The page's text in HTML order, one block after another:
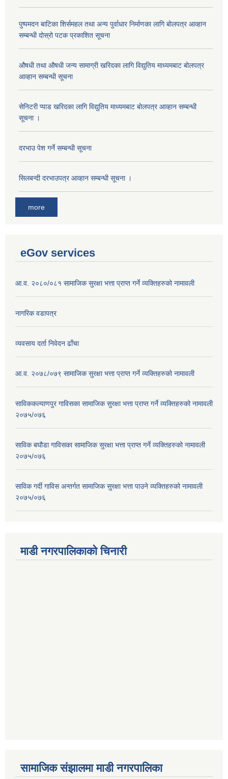
पुष्पमदन बाटिका शिर्समहल तथा अन्य पुर्वाधार निर्माणका लागि बोलपत्र आव्हान
सम्बन्धी दोस्रो पटक प्रकाशित सूचना
औषधी तथा औषधी जन्य सामाग्री खरिदका लागि विद्युतिय माध्यमबाट बोलपत्र
आव्हान सम्बन्धी सूचना
सेनिटरी प्याड खरिदका लागि विद्युतिय माध्यमबाट बोलपत्र आव्हान सम्बन्धी
सूचना ।
दरभाउ पेश गर्ने सम्बन्धी सूचना
सिलबन्दी दरभाउपत्र आव्हान सम्बन्धी सूचना ।
more
eGov services
आ.व. २०८०/०८१ सामाजिक सुरक्षा भत्ता प्राप्त गर्ने व्यक्तिहरुको नामावली
नागरिक वडापत्र
व्यवसाय दर्ता निवेदन ढाँचा
आ.व. २०७८/०७९ सामाजिक सुरक्षा भत्ता प्राप्त गर्ने व्यक्तिहरुको नामावली
साविककल्याणपुर गाविसका सामाजिक सुरक्षा भत्ता प्राप्त गर्ने व्यक्तिहरुको नामावली
२०७५/०७६
साविक बघौडा गाविसका सामाजिक सुरक्षा भत्ता प्राप्त गर्ने व्यक्तिहरुको नामावली
२०७५/०७६
साविक गर्दी गाविस अन्तर्गत सामाजिक सुरक्षा भत्ता पाउने व्यक्तिहरुको नामावली
२०७५/०७६
माडी नगरपालिकाको चिनारी
सामाजिक संझालमा माडी नगरपालिका